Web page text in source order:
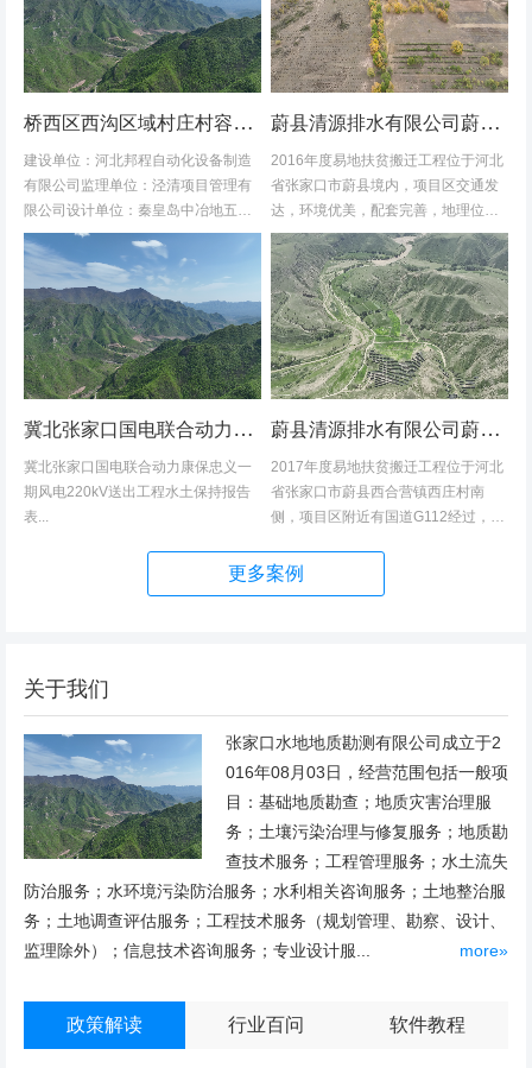
桥西区西沟区域村庄村容村貌改造提升及基础设施建设项目堆料场土地复垦验收资料
建设单位：河北邦程自动化设备制造
有限公司监理单位：泾清项目管理有
限公司设计单位：秦皇岛中冶地五一
五勘测有限公司施工单位：河北康安
劳务派遣有限公司桥西区西沟区域村
庄村容村貌改造提升及基础设施建设
项目堆料...
蔚县清源排水有限公司蔚县2016年度易地扶贫搬迁工程水土保持方案
2016年度易地扶贫搬迁工程位于河北
省张家口市蔚县境内，项目区交通发
达，环境优美，配套完善，地理位置
优越。项目地理位置图见附图1-1。项
目共建12个易地搬迁安置区，分别位
于白草村乡西户庄村、柏树乡柏树...
冀北张家口国电联合动力康保忠义一期风电220kV送出工程水土保持报告表
冀北张家口国电联合动力康保忠义一
期风电220kV送出工程水土保持报告
表...
蔚县清源排水有限公司蔚县2017年度易地扶贫搬迁工程（一期）水土保持方案
2017年度易地扶贫搬迁工程位于河北
省张家口市蔚县西合营镇西庄村南
侧，项目区附近有国道G112经过，交
位置优越。项目地理位置图见附图1。
项目总占地面积14.82hm2,...
更多案例
关于我们
张家口水地地质勘测有限公司成立于2
016年08月03日，经营范围包括一般项
目：基础地质勘查；地质灾害治理服
务；土壤污染治理与修复服务；地质勘
查技术服务；工程管理服务；水土流失
防治服务；水环境污染防治服务；水利相关咨询服务；土地整治服
务；土地调查评估服务；工程技术服务（规划管理、勘察、设计、
监理除外）；信息技术咨询服务；专业设计服...
more»
政策解读 行业百问 软件教程